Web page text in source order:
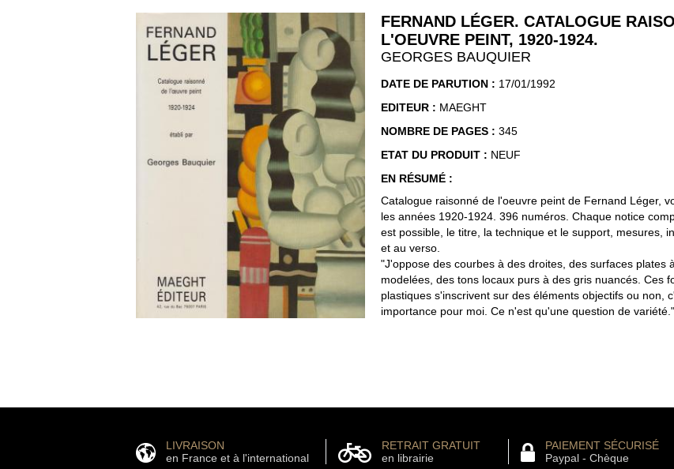
FERNAND LÉGER. CATALOGUE
L'OEUVRE PEINT, 1920-1924.
GEORGES BAUQUIER
DATE DE PARUTION : 17/01/1992
EDITEUR : MAEGHT
NOMBRE DE PAGES : 345
ETAT DU PRODUIT : NEUF
EN RÉSUMÉ :
Catalogue raisonné de l'oeuvre peint de Fernand Léger,
les années 1920-1924. 396 numéros. Chaque notice
est possible, le titre, la technique et le support, mesures,
et au verso.
"J'oppose des courbes à des droites, des surfaces plates
modelées, des tons locaux purs à des gris nuancés. Ces
plastiques s'inscrivent sur des éléments objectifs ou non,
importance pour moi. Ce n'est qu'une question de
LIVRAISON
en France et à l'international
RETRAIT GRATUIT
en librairie
PAIEMENT SÉCURISÉ
Paypal - Chèque